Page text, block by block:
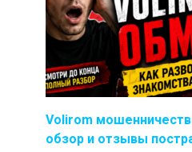
Volirom
обзор и отзывы